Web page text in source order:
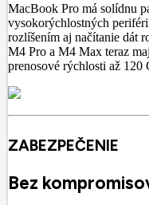
MacBook Pro má solídnu
vysokorýchlostných
rozlíšením aj načítanie dát
M4 Pro a M4 Max teraz
prenosové rýchlosti až 120
ZABEZPEČENIE
Bez